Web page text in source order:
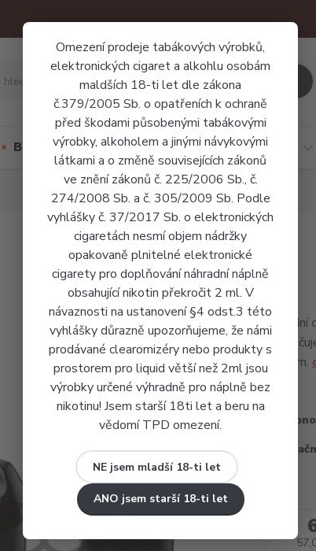
Omezení prodeje tabákových výrobků,
elektronických cigaret a alkohlu osobám
maldších 18-ti let dle zákona
č.379/2005 Sb. o opatřeních k ochraně
před škodami působenými tabákovými
výrobky, alkoholem a jinými návykovými
látkami a o změně souvisejících zákonů
ve znění zákonů č. 225/2006 Sb., č.
274/2008 Sb. a č. 305/2009 Sb. Podle
vyhlášky č. 37/2017 Sb. o elektronických
cigaretách nesmí objem nádržky
opakovaně plnitelné elektronické
cigarety pro doplňování náhradní náplně
obsahující nikotin překročit 2 ml. V
návaznosti na ustanovení §4 odst.3 této
vyhlášky důrazně upozorňujeme, že námi
prodávané clearomizéry nebo produkty s
prostorem pro liquid větší než 2ml jsou
výrobky určené výhradně pro náplně bez
nikotinu! Jsem starší 18ti let a beru na
vědomí TPD omezení.
NE jsem mladší 18-ti let
ANO jsem starší 18-ti let
Báze a příchutě Jednorázové cigarety
liquidem.